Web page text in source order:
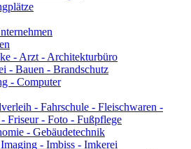
- Arzt - Architekturbüro
- Bauen - Brandschutz
- Computer
- Fahrschule - Fleischwaren -
Friseur - Foto - Fußpflege
- Gebäudetechnik
- Imbiss - Imkerei